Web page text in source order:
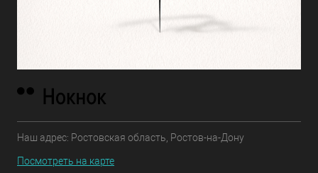
Наш адрес: Ростовская область, Ростов-на-Дону
Посмотреть на карте